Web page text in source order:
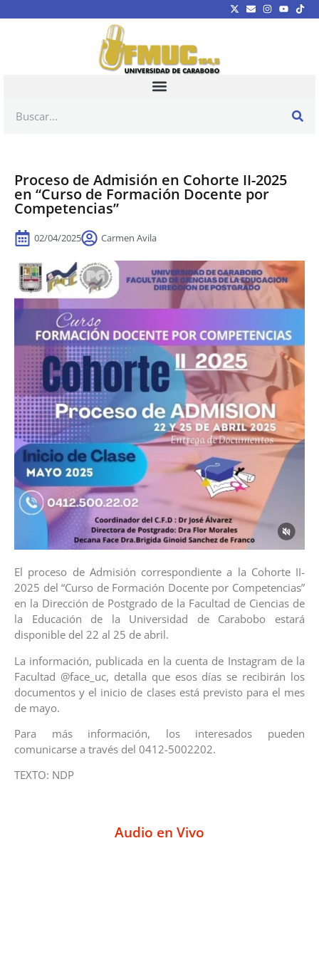
Proceso de Admisión en Cohorte II-2025
en “Curso de Formación Docente por
Competencias”
02/04/2025 Carmen Avila
El proceso de Admisión correspondiente a la Cohorte II-
2025 del “Curso de Formación Docente por Competencias”
en la Dirección de Postgrado de la Facultad de Ciencias de
la Educación de la Universidad de Carabobo estará
disponible del 22 al 25 de abril.
La información, publicada en la cuenta de Instagram de la
Facultad @face_uc, detalla que esos días se recibirán los
documentos y el inicio de clases está previsto para el mes
de mayo.
Para más información, los interesados pueden
comunicarse a través del 0412-5002202.
TEXTO: NDP
Audio en Vivo